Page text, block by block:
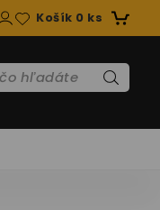
Košík 0 ks